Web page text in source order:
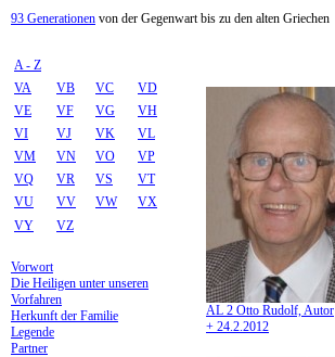
93 Generationen von der Gegenwart bis zu den alten Griechen
A - Z
VA
VB VC
VD
VE
VF VG
VH
VI
VJ VK
VL
VM
VN VO
VP
VQ
VR VS
VT
VU
VV VW
VX
VY
VZ
Vorwort
Die Heiligen unter unseren
Vorfahren
Herkunft der Familie
Legende
Partner
AL 2 Otto Rudolf, Autor
+ 24.2.2012